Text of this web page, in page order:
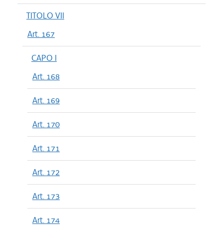
TITOLO VII
Art. 167
CAPO I
Art. 168
Art. 169
Art. 170
Art. 171
Art. 172
Art. 173
Art. 174